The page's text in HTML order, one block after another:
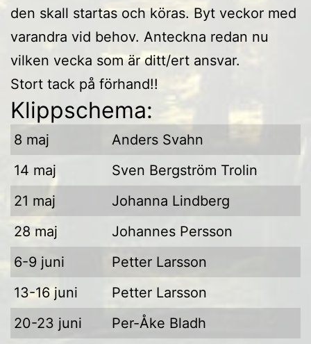
den skall startas och köras. Byt veckor med
varandra vid behov. Anteckna redan nu
vilken vecka som är ditt/ert ansvar.
Stort tack på förhand!!
Klippschema:
8 maj
Anders Svahn
14 maj
Sven Bergström Trolin
21 maj
Johanna Lindberg
28 maj
Johannes Persson
6-9 juni
Petter Larsson
13-16 juni
Petter Larsson
20-23 juni
Per-Åke Bladh